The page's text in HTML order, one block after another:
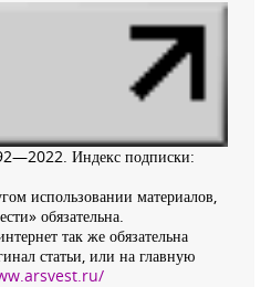
Индекс подписки:
использовании материалов,
обязательна.
так же обязательна
статьи, или на главную